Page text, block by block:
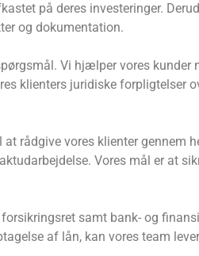
på deres investeringer.
og dokumentation.
Vi hjælper vores
klienters juridiske forpligtelser
rådgive vores klienter gennem
Vores mål er at
samt bank- og
af lån, kan vores team